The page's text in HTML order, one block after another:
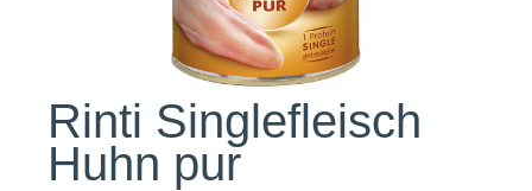
Rinti Singlefleisch
Huhn pur